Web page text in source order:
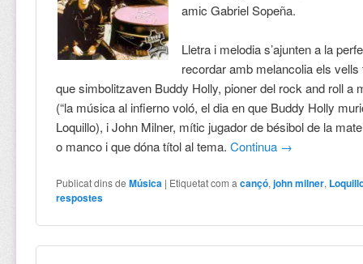
amic Gabriel Sopeña.
Lletra i melodia s’ajunten a la
recordar amb melancolia els
que simbolitzaven Buddy Holly, pioner del rock and roll a
(“la música al infierno voló, el dia en que Buddy Holly
Loquillo), i John Milner, mític jugador de bésibol de la
o manco i que dóna títol al tema.Continua →
Publicat dins de Música | Etiquetat com a cançó,john milner,
respostes